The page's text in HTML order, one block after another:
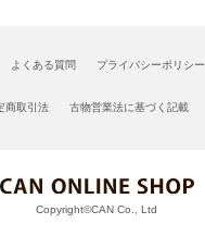
よくある質問 プライバシーポリシー
商取引法 古物営業法に基づく記載
Copyright©CAN Co., Ltd